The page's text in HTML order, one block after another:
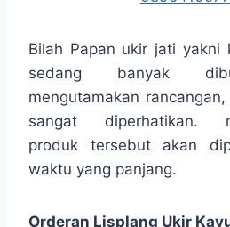
Bilah Papan ukir jati yakni
sedang banyak
mengutamakan
sangat diperhatikan.
produk tersebut akan
waktu yang panjang.
Orderan Lisplang Ukir